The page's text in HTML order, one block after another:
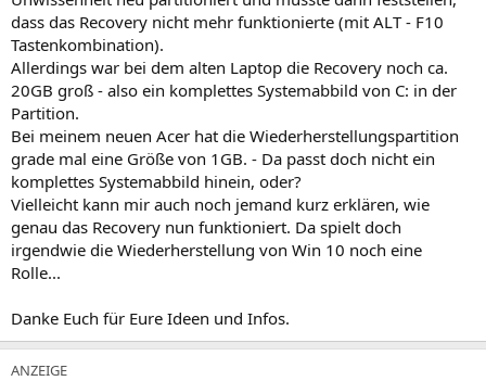
dass das Recovery nicht mehr funktionierte (mit ALT - F10
Tastenkombination).
Allerdings war bei dem alten Laptop die Recovery noch ca.
20GB groß - also ein komplettes Systemabbild von C: in der
Partition.
Bei meinem neuen Acer hat die Wiederherstellungspartition
grade mal eine Größe von 1GB. - Da passt doch nicht ein
komplettes Systemabbild hinein, oder?
Vielleicht kann mir auch noch jemand kurz erklären, wie
genau das Recovery nun funktioniert. Da spielt doch
irgendwie die Wiederherstellung von Win 10 noch eine
Rolle...
Danke Euch für Eure Ideen und Infos.